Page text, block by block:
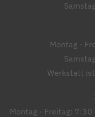
Montag -
Werkstatt
Montag - Freitag: